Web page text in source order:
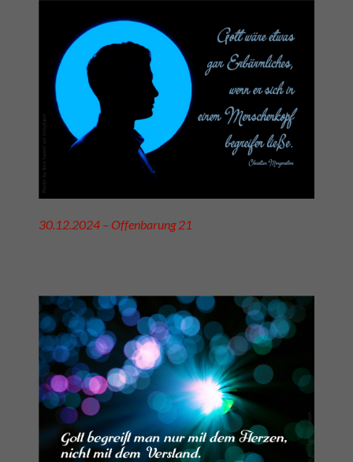
30.12.2024 – Offenbarung 21